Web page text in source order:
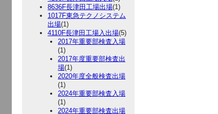
8636F長津田工場出場(1)
1017F東急テクノシステム
出場(1)
4110F長津田工場入出場(5)
2017年重要部検査入場
(1)
2017年度重要部検査出
場(1)
2020年度全般検査出場
(1)
2024年重要部検査入場
(1)
2024年重要部検査出場